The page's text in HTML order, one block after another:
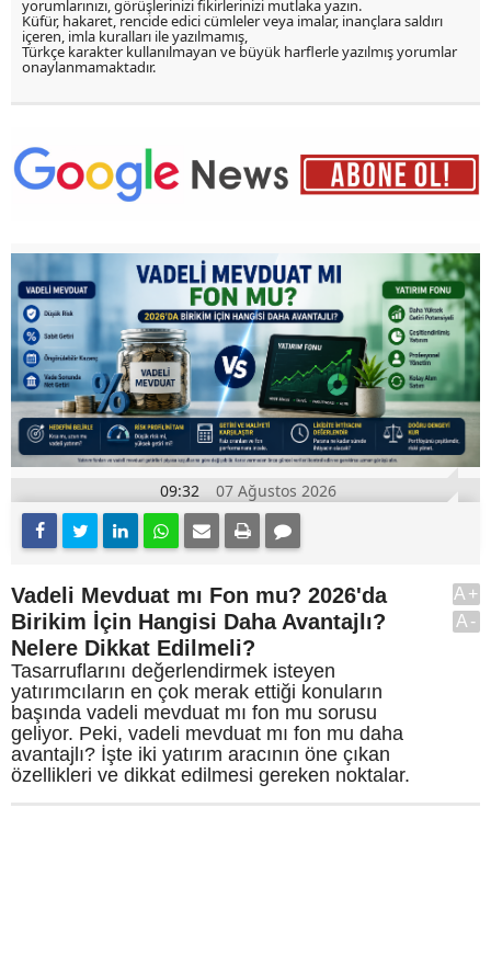
yorumlarınızı, görüşlerinizi fikirlerinizi mutlaka yazın.
Küfür, hakaret, rencide edici cümleler veya imalar, inançlara saldırı
içeren, imla kuralları ile yazılmamış,
Türkçe karakter kullanılmayan ve büyük harflerle yazılmış yorumlar
onaylanmamaktadır.
09:32 07 Ağustos 2026
Vadeli Mevduat mı Fon mu? 2026'da
Birikim İçin Hangisi Daha Avantajlı?
Nelere Dikkat Edilmeli?
Tasarruflarını değerlendirmek isteyen
yatırımcıların en çok merak ettiği konuların
başında vadeli mevduat mı fon mu sorusu
geliyor. Peki, vadeli mevduat mı fon mu daha
avantajlı? İşte iki yatırım aracının öne çıkan
özellikleri ve dikkat edilmesi gereken noktalar.
A+
A-